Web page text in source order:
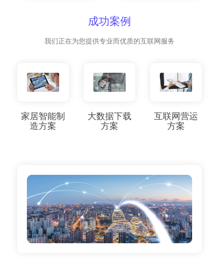
成功案例
我们正在为您提供专业而优质的互联网服务
家居智能制
造方案
大数据下载
方案
互联网营运
方案